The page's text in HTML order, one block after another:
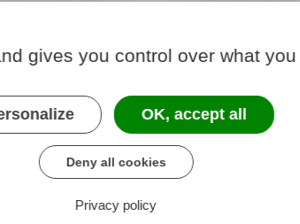
bricolage, des équipements
gives you control over what
OK, accept all
Deny all cookies
Privacy policy